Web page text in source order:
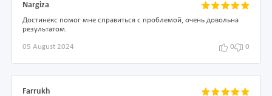
Nargiza
Достинекс помог мне справиться с проблемой, очень довольна
результатом.
05 August 2024 0 0
Farrukh